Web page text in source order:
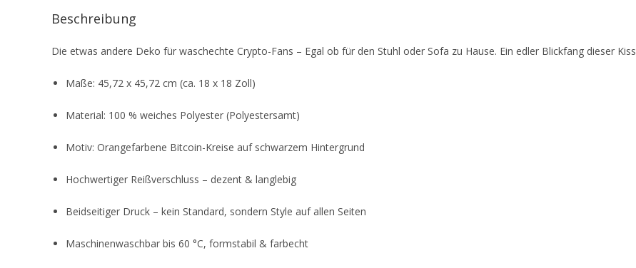
Beschreibung
Die etwas andere Deko für waschechte Crypto-Fans – Egal ob für den Stuhl oder Sofa zu Hause. Ein edler Blickfang dieser
Maße: 45,72 x 45,72 cm (ca. 18 x 18 Zoll)
Material: 100 % weiches Polyester (Polyestersamt)
Motiv: Orangefarbene Bitcoin-Kreise auf schwarzem Hintergrund
Hochwertiger Reißverschluss – dezent & langlebig
Beidseitiger Druck – kein Standard, sondern Style auf allen Seiten
Maschinenwaschbar bis 60 °C, formstabil & farbecht